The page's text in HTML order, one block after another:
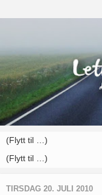
TIRSDAG 20. JULI 2010